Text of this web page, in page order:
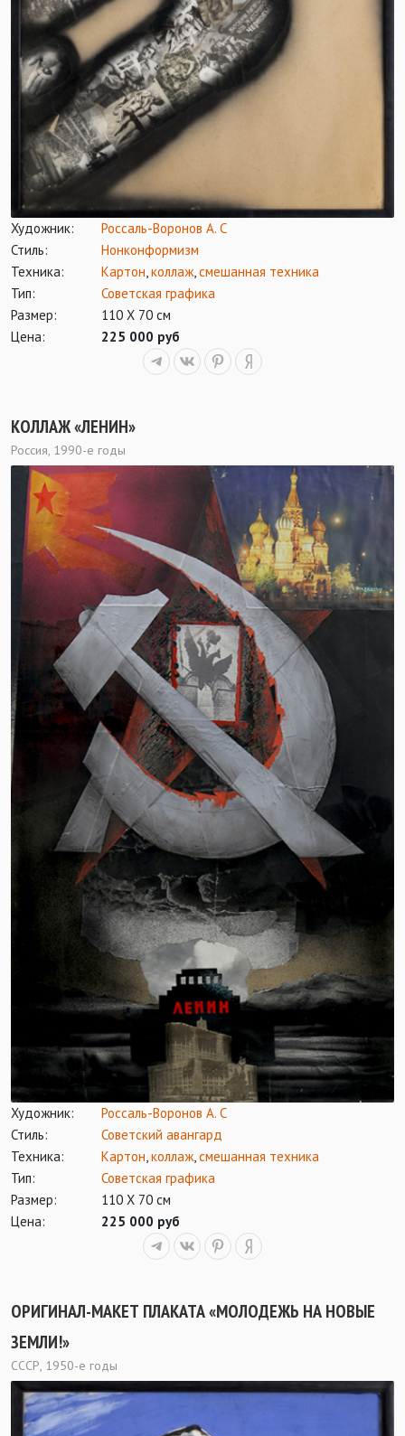
Художник:
Россаль-Воронов А. С
Стиль:
Нонконформизм
Техника:
Картон коллаж смешанная техника
Тип:
Советская графика
Размер:
110 Х 70 см
Цена:
225 000 руб
КОЛЛАЖ «ЛЕНИН»
Россия, 1990-е годы
Художник:
Россаль-Воронов А. С
Стиль:
Советский авангард
Техника:
Картон коллаж смешанная техника
Тип:
Советская графика
Размер:
110 Х 70 см
Цена:
225 000 руб
ОРИГИНАЛ-МАКЕТ ПЛАКАТА «МОЛОДЕЖЬ НА НОВЫЕ
ЗЕМЛИ!»
СССР, 1950-е годы